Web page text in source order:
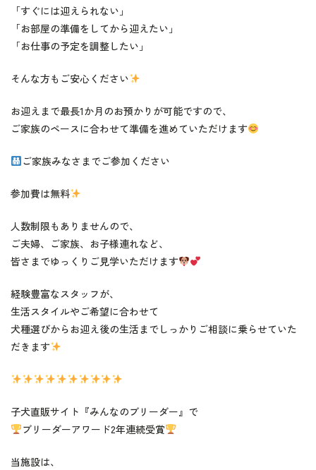
「すぐには迎えられない」
「お部屋の準備をしてから迎えたい」
「お仕事の予定を調整したい」
そんな方もご安心ください
お迎えまで最長1か月のお預かりが可能ですので、
ご家族のペースに合わせて準備を進めていただけます
ご家族みなさまでご参加ください
参加費は無料
人数制限もありませんので、
ご夫婦、ご家族、お子様連れなど、
皆さまでゆっくりご見学いただけます
経験豊富なスタッフが、
生活スタイルやご希望に合わせて
犬種選びからお迎え後の生活までしっかりご相談に乗らせていた
だきます
子犬直販サイト『みんなのブリーダー』で
ブリーダーアワード2年連続受賞
当施設は、